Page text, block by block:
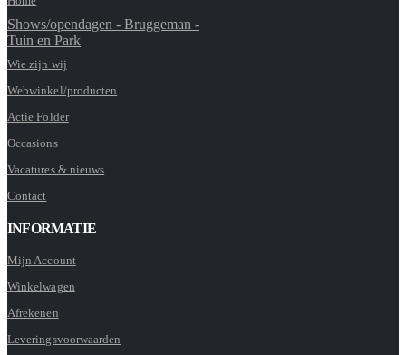
Shows/opendagen - Bruggeman -
Tuin en Park
Wie zijn wij
Webwinkel/producten
Actie Folder
Occasions
Vacatures & nieuws
Contact
INFORMATIE
Mijn Account
Winkelwagen
Afrekenen
Leveringsvoorwaarden